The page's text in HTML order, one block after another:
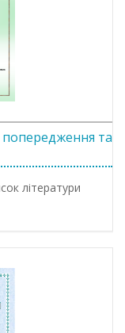
та
літератури